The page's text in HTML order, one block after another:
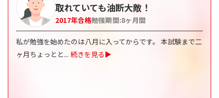
取れていても油断大敵！
2017年合格勉強期間:8ヶ月間
私が勉強を始めたのは八月に入ってからです。 本試験まで二
ヶ月ちょっとと... 続きを見る▶